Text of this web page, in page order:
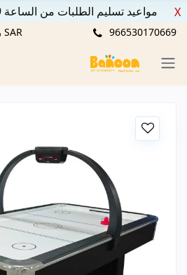
مواعيد تسليم الطلبات من الساعة 9 صباحاً إلى 12 مساء X
966530170669 SAR ر.س